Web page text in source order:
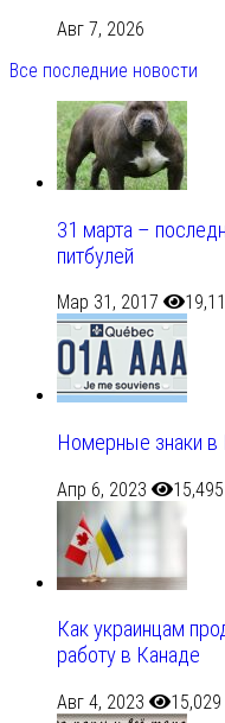
Авг 7, 2026
Все последние новости
31 марта –
питбулей
Мар 31, 2017
Номерные знаки в
Апр 6, 2023 15,495
Как украинцам
работу в Канаде
Авг 4, 2023 15,029